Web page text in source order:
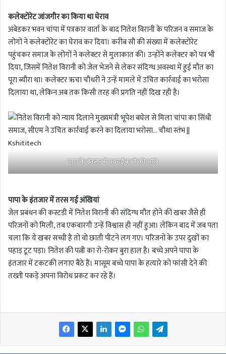
कलेक्टोरेट जांजगीर का किया था घेराव
अंबेडकर भवन चांपा में पत्रकार वार्ता के बाद नितेश विरानी के परिजन व समाज के
लोगों ने कलेक्टोरेट का घेराव कर दिया। करीब सौ की संख्या में कलेक्टोरेट
पहुंचकर समाज के लोगों ने कलेक्टर से मुलाकात की। उन्होंने कलेक्टर को पत्र भी
दिया, जिसमें नितेश विरानी को जेल भेजने से लेकर संदिग्ध अवस्था में हुई मौत का
पूरा ब्यौरा था। कलेक्टर ऋचा चौधरी ने उन्हें मामले में उचित कार्रवाई का भरोसा
दिलाया था, लेकिन अब तक किसी तरह की प्रगति नहीं दिख रही है।
पापा के इंतजार में पथराई बच्चों की आंखे
पापा के इंतजार में तरस गई अंखियां
जेल प्रबंधन की कस्टडी में नितेश विरानी की संदिग्ध मौत होने की खबर जैसे ही
परिजनों को मिली, तब एकबारगी उन्हें विश्वास ही नहीं हुआ। लेकिन बाद में जब पता
चला कि ये खबर सच्ची है तो वो छाती पीटने लग गए। परिजनों के उपर दुखों का
पहाड़ टूट पड़ा। नितेश की पत्नी का रो-रोकर बुरा हाल है। बच्चे अपने पापा के
इंतजार में टकटकी लगाए बैठे हैं। मासूम बच्चे पापा के हत्यारे को फांसी देने की
तख्ती पकड़े अपना विरोध प्रकट कर रहे हैं।